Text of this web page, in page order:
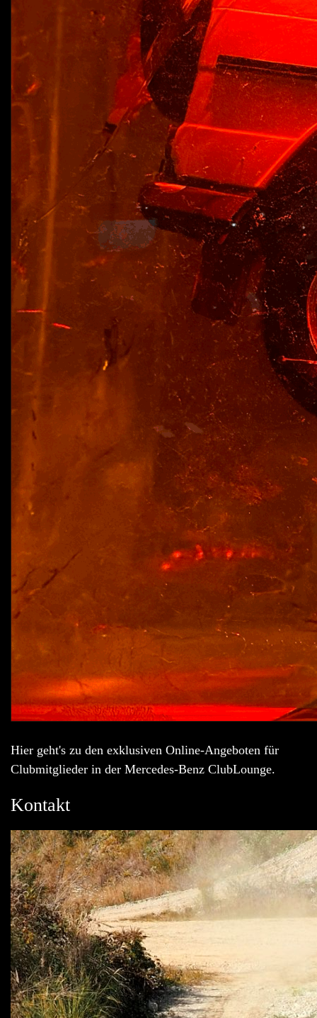
Hier geht's zu den exklusiven Online-Angeboten für
Clubmitglieder in der Mercedes-Benz ClubLounge.
Kontakt